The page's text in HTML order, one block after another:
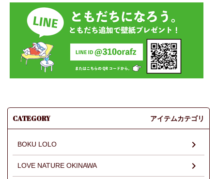
CATEGORY アイテムカテゴリ
BOKU LOLO
LOVE NATURE OKINAWA